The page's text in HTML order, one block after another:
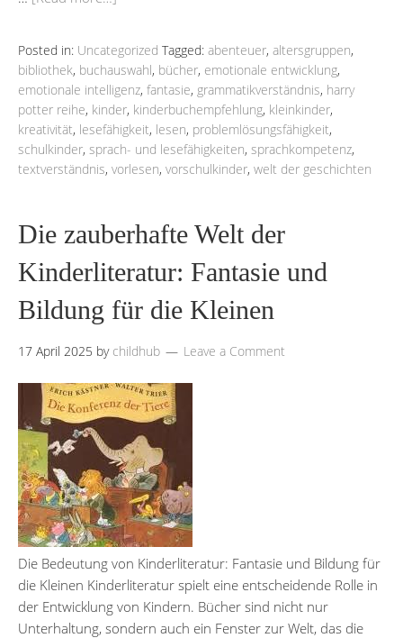
Posted in: Uncategorized Tagged: abenteuer, altersgruppen,
bibliothek, buchauswahl, bücher, emotionale entwicklung,
emotionale intelligenz, fantasie, grammatikverständnis, harry
potter reihe, kinder, kinderbuchempfehlung, kleinkinder,
kreativität, lesefähigkeit, lesen, problemlösungsfähigkeit,
schulkinder, sprach- und lesefähigkeiten, sprachkompetenz,
textverständnis, vorlesen, vorschulkinder, welt der geschichten
Die zauberhafte Welt der
Kinderliteratur: Fantasie und
Bildung für die Kleinen
17 April 2025 by childhub Leave a Comment
Die Bedeutung von Kinderliteratur: Fantasie und Bildung für
die Kleinen Kinderliteratur spielt eine entscheidende Rolle in
der Entwicklung von Kindern. Bücher sind nicht nur
Unterhaltung, sondern auch ein Fenster zur Welt, das die